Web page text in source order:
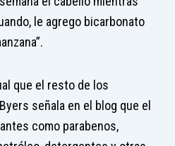
le agrego bicarbonato
que el resto de los
señala en el blog que el
como parabenos,